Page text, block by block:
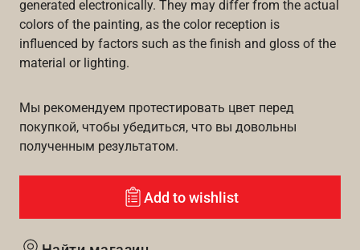
generated electronically. They may differ from the actual
colors of the painting, as the color reception is
influenced by factors such as the finish and gloss of the
material or lighting.
Мы рекомендуем протестировать цвет перед
покупкой, чтобы убедиться, что вы довольны
полученным результатом.
Add to wishlist